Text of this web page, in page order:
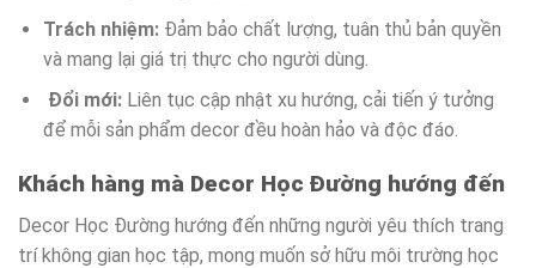
Trách nhiệm:Đảm bảo chất lượng, tuân thủ bản quyền
và mang lại giá trị thực cho người dùng.
Đổi mới:Liên tục cập nhật xu hướng, cải tiến ý tưởng
để mỗi sản phẩm decor đều hoàn hảo và độc đáo.
Khách hàng mà Decor Học Đường hướng đến
Decor Học Đường hướng đến những người yêu thích trang
trí không gian học tập, mong muốn sở hữu môi trường học